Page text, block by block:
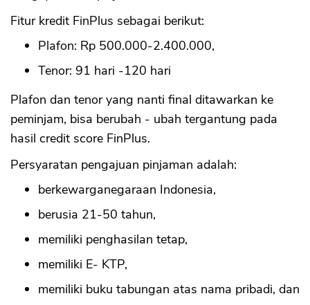
Fitur kredit FinPlus sebagai berikut:
Plafon: Rp 500.000-2.400.000,
Tenor: 91 hari -120 hari
Plafon dan tenor yang nanti final ditawarkan ke
peminjam, bisa berubah - ubah tergantung pada
hasil credit score FinPlus.
Persyaratan pengajuan pinjaman adalah:
berkewarganegaraan Indonesia,
berusia 21-50 tahun,
memiliki penghasilan tetap,
memiliki E- KTP,
memiliki buku tabungan atas nama pribadi, dan